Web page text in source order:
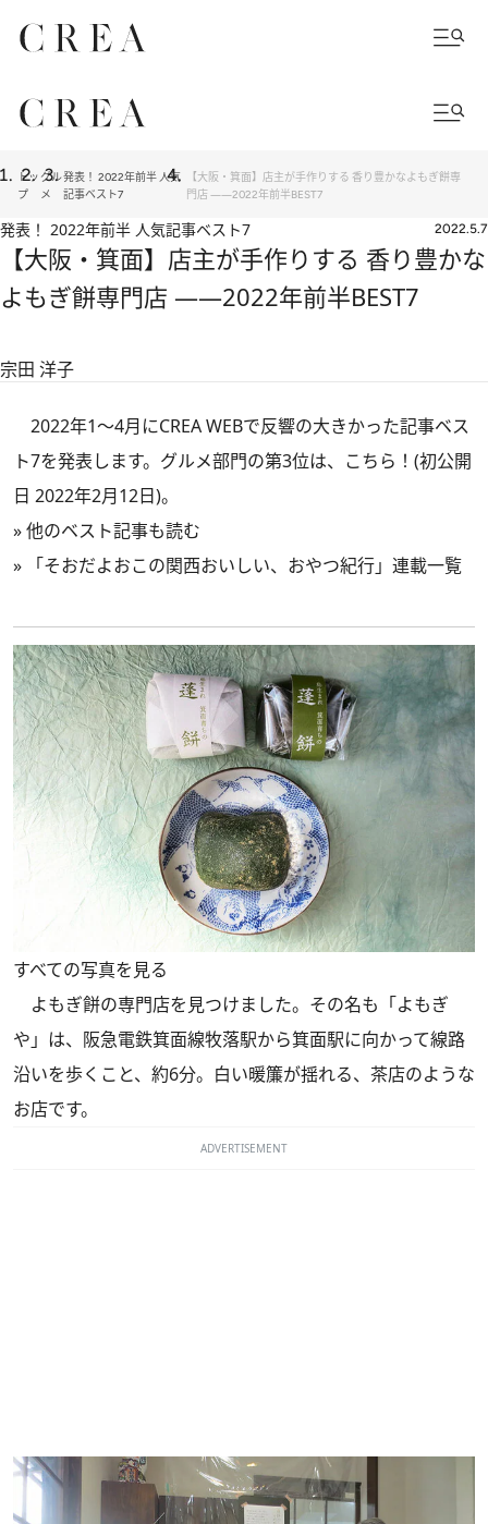
トッ
プ
グル
メ
発表！ 2022年前半 人気
記事ベスト7
【大阪・箕面】店主が手作りする 香り豊かなよもぎ餅専
門店 ――2022年前半BEST7
発表！ 2022年前半 人気記事ベスト7 2022.5.7
【大阪・箕面】店主が手作りする 香り豊かな
よもぎ餅専門店 ――2022年前半BEST7
宗田 洋子
2022年1～4月にCREA WEBで反響の大きかった記事ベス
ト7を発表します。グルメ部門の第3位は、こちら！(初公開
日 2022年2月12日)。
»他のベスト記事も読む
»
「そおだよおこの関西おいしい、おやつ紀行」連載一覧
すべての写真を見る
よもぎ餅の専門店を見つけました。その名も「よもぎ
や」は、阪急電鉄箕面線牧落駅から箕面駅に向かって線路
沿いを歩くこと、約6分。白い暖簾が揺れる、茶店のような
お店です。
ADVERTISEMENT